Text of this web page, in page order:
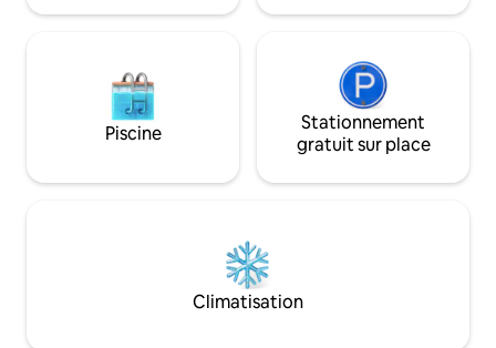
Piscine
Stationnement
gratuit sur place
Climatisation